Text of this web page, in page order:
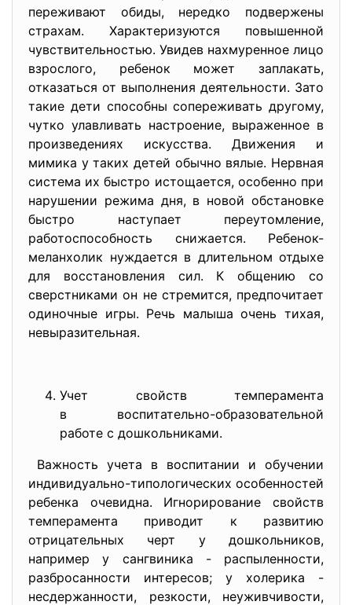
переживают обиды, нередко подвержены
страхам. Характеризуются повышенной
чувствительностью. Увидев нахмуренное лицо
взрослого, ребенок может заплакать,
отказаться от выполнения деятельности. Зато
такие дети способны сопереживать другому,
чутко улавливать настроение, выраженное в
произведениях искусства. Движения и
мимика у таких детей обычно вялые. Нервная
система их быстро истощается, особенно при
нарушении режима дня, в новой обстановке
быстро наступает переутомление,
работоспособность снижается. Ребенок-
меланхолик нуждается в длительном отдыхе
для восстановления сил. К общению со
сверстниками он не стремится, предпочитает
одиночные игры. Речь малыша очень тихая,
невыразительная.
Учет свойств темперамента
в воспитательно-образовательной
работе с дошкольниками.
Важность учета в воспитании и обучении
индивидуально-типологических особенностей
ребенка очевидна. Игнорирование свойств
темперамента приводит к развитию
отрицательных черт у дошкольников,
например у сангвиника - распыленности,
разбросанности интересов; у холерика -
несдержанности, резкости, неуживчивости,